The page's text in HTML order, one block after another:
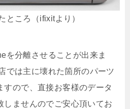
ところ（ifixitより）
分離させることが出来ま
では主に壊れた箇所のパーツ
ので、直接お客様のデータ
しませんのでご安心頂いてお